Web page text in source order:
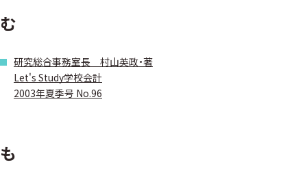
む
研究総合事務室長 村山英政・著
Let's Study学校会計
2003年夏季号 No.96
も